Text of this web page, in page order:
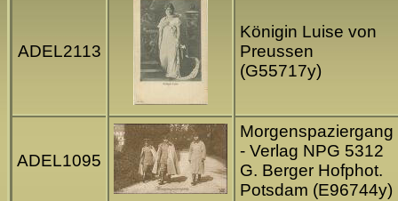
ADEL2113
Königin Luise von
Preussen
(G55717y)
ADEL1095
Morgenspaziergang
- Verlag NPG 5312
G. Berger Hofphot.
Potsdam (E96744y)